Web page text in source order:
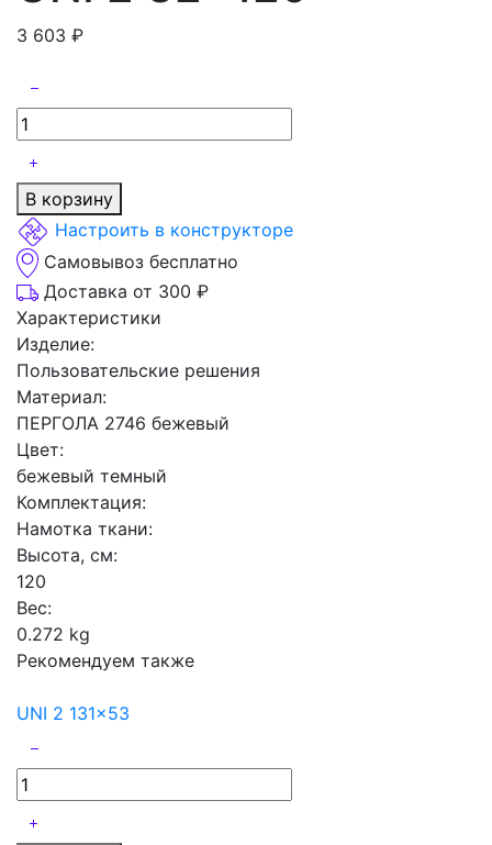
3 603 ₽
В корзину
Настроить в конструкторе
Самовывоз бесплатно
Доставка от 300 ₽
Характеристики
Изделие:
Пользовательские решения
Материал:
ПЕРГОЛА 2746 бежевый
Цвет:
бежевый темный
Комплектация:
Намотка ткани:
Высота, см:
120
Вес:
0.272 kg
Рекомендуем также
UNI 2 131x53